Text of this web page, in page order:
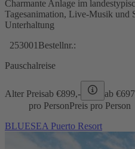
Charmante Anlage im
Tagesanimation, Live-Musik und
Unterhaltung
253001 Bestellnr.:
Pauschalreise
Alter Preisab €899,- ab €
pro PersonPreis pro Person
BLUESEA Puerto Resort